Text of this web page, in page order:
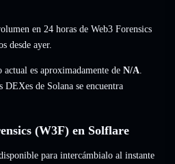
en 24 horas de Web3 Forensics
desde ayer.
es aproximadamente de N/A.
de Solana se encuentra
(W3F) en Solflare
para intercámbialo al instante